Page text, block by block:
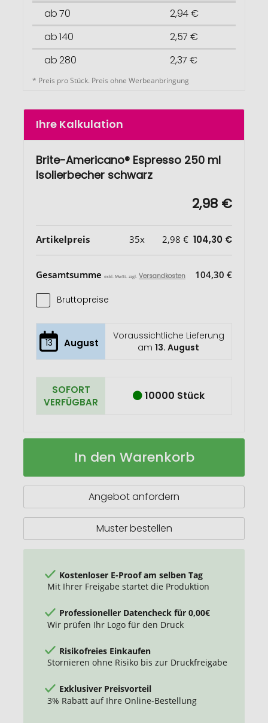
ab 70
2,94 €
ab 140
2,57 €
ab 280
2,37 €
* Preis pro Stück. Preis ohne Werbeanbringung
Ihre Kalkulation
Brite-Americano® Espresso 250 ml
Isolierbecher schwarz
2,98 €
Artikelpreis 35x 2,98 € 104,30 €
Gesamtsumme exkl. MwSt. zzgl. Versandkosten 104,30 €
Bruttopreise
13 August
Voraussichtliche Lieferung
am13. August
SOFORT
VERFÜGBAR
10000 Stück
Brite-
250
Auf
In den Warenkorb
Angebot anfordern
Muster bestellen
Kostenloser E-Proof am selben Tag
Mit Ihrer Freigabe startet die Produktion
Professioneller Datencheck für 0,00€
Wir prüfen Ihr Logo für den Druck
Risikofreies Einkaufen
Stornieren ohne Risiko bis zur Druckfreigabe
Exklusiver Preisvorteil
3% Rabatt auf Ihre Online-Bestellung